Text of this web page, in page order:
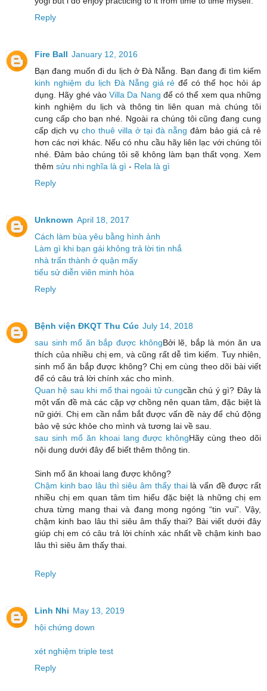
Reply
Fire Ball January 12, 2016
Bạn đang muốn đi du lịch ở Đà Nẵng. Bạn đang đi tìm kiếm
kinh nghiệm du lịch Đà Nẵng giá rẻ để có thể học hỏi áp
dụng. Hãy ghé vào Villa Da Nang để có thể xem qua những
kinh nghiệm du lịch và thông tin liên quan mà chúng tôi
cung cấp cho bạn nhé. Ngoài ra chúng tôi cũng đang cung
cấp dịch vụ cho thuê villa ở tại đà nẵng đảm bảo giá cả rẻ
hơn các nơi khác. Nếu có nhu cầu hãy liên lạc với chúng tôi
nhé. Đảm bảo chúng tôi sẽ không làm bạn thất vọng. Xem
thêm sửu nhi nghĩa là gì - Rela là gì
Reply
Unknown April 18, 2017
Cách làm bùa yêu bằng hình ảnh
Làm gì khi bạn gái không trả lời tin nhắ
nhà trấn thành ở quận mấy
tiểu sử diễn viên minh hòa
Reply
Bệnh viện ĐKQT Thu Cúc July 14, 2018
sau sinh mổ ăn bắp được khôngBởi lẽ, bắp là món ăn ưa
thích của nhiều chị em, và cũng rất dễ tìm kiếm. Tuy nhiên,
sinh mổ ăn bắp được không? Chị em cùng theo dõi bài viết
để có câu trả lời chính xác cho mình.
Quan hệ sau khi mổ thai ngoài tử cungcần chú ý gì? Đây là
một vấn đề mà các cặp vợ chồng nên quan tâm, đặc biệt là
nữ giới. Chị em cần nắm bắt được vấn đề này để chủ động
bảo vệ sức khỏe cho mình và tương lai về sau.
sau sinh mổ ăn khoai lang được khôngHãy cùng theo dõi
nội dung dưới đây để biết thêm thông tin.
Sinh mổ ăn khoai lang được không?
Chậm kinh bao lâu thì siêu âm thấy thailà vấn đề được rất
nhiều chị em quan tâm tìm hiểu đặc biệt là những chị em
chưa từng mang thai và đang mong ngóng “tin vui”. Vậy,
chậm kinh bao lâu thì siêu âm thấy thai? Bài viết dưới đây
giúp chị em có câu trả lời chính xác nhất về chậm kinh bao
lâu thì siêu âm thấy thai.
Reply
Linh Nhi May 13, 2019
hội chứng down
xét nghiệm triple test
Reply